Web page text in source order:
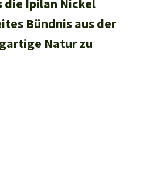
die Ipilan Nickel
Bündnis aus der
Natur zu